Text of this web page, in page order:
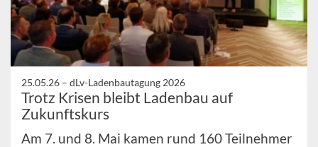
25.05.26 – dLv-Ladenbautagung 2026
Trotz Krisen bleibt Ladenbau auf
Zukunftskurs
Am 7. und 8. Mai kamen rund 160 Teilnehmer